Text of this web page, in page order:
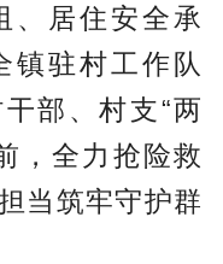
、居住安全承
镇驻村工作队
部、村支“两
，全力抢险救
当筑牢守护群